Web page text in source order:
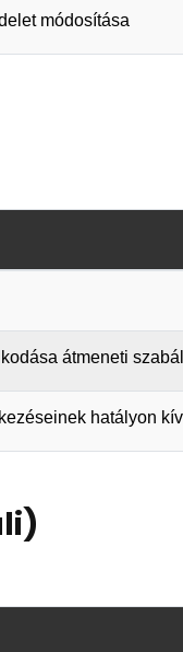
módosítása
átmeneti
hatályon